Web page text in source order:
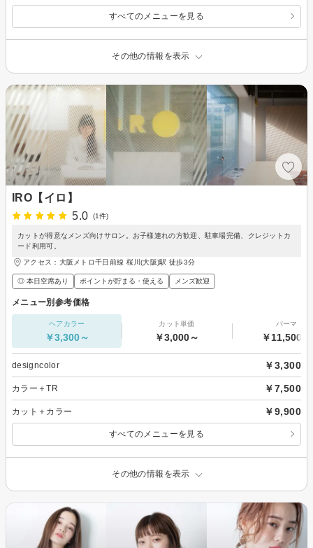
すべてのメニューを見る
その他の情報を表示
IRO【イロ】
5.0
(1件)
カットが得意なメンズ向けサロン。お子様連れの方歓迎、駐車場完備、クレジットカ
ード利用可。
アクセス：大阪メトロ千日前線 桜川(大阪)駅 徒歩3分
◎ 本日空席あり ポイントが貯まる・使える メンズ歓迎
メニュー別参考価格
ヘアカラー
￥3,300～
カット単価
￥3,000～
パーマ
￥11,500～
designcolor ￥3,300
カラー＋TR ￥7,500
カット＋カラー ￥9,900
すべてのメニューを見る
その他の情報を表示